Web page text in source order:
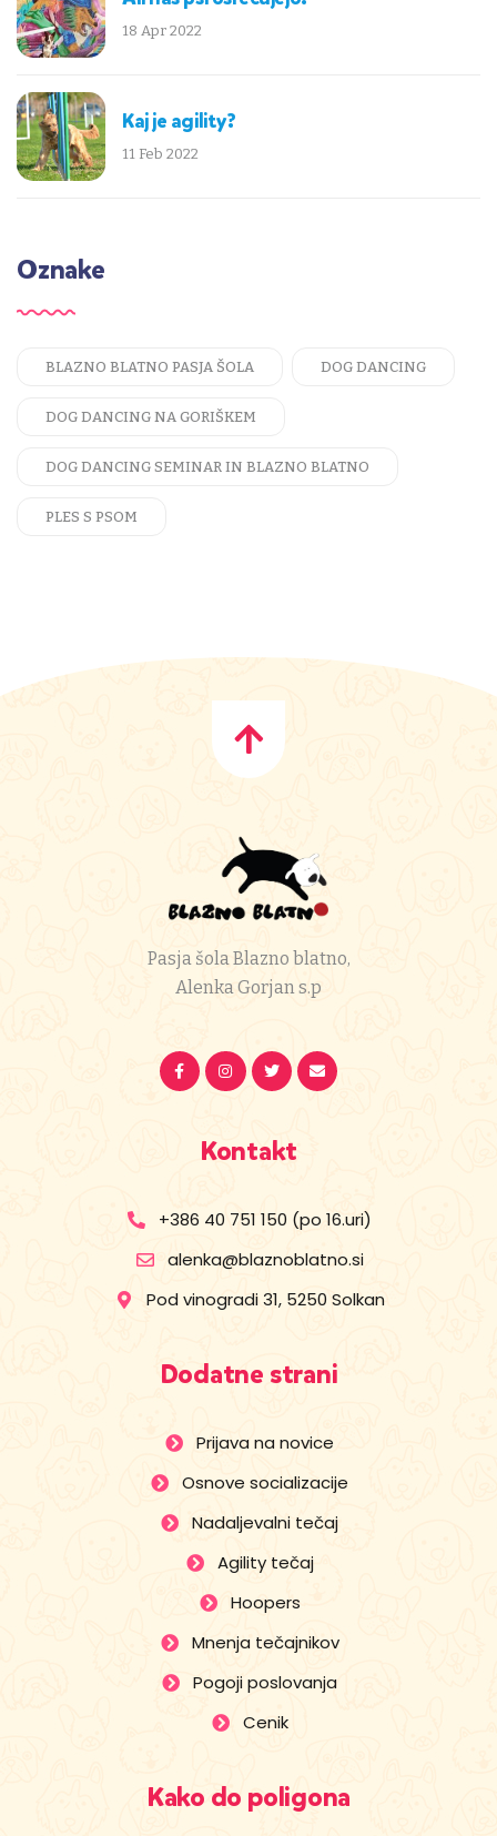
18 Apr 2022
Kaj je agility?
11 Feb 2022
Oznake
BLAZNO BLATNO PASJA ŠOLA DOG DANCING
DOG DANCING NA GORIŠKEM
DOG DANCING SEMINAR IN BLAZNO BLATNO
PLES S PSOM
Pasja šola Blazno blatno,
Alenka Gorjan s.p
Kontakt
+386 40 751 150 (po 16.uri)
alenka@blaznoblatno.si
Pod vinogradi 31, 5250 Solkan
Dodatne strani
Prijava na novice
Osnove socializacije
Nadaljevalni tečaj
Agility tečaj
Hoopers
Mnenja tečajnikov
Pogoji poslovanja
Cenik
Kako do poligona